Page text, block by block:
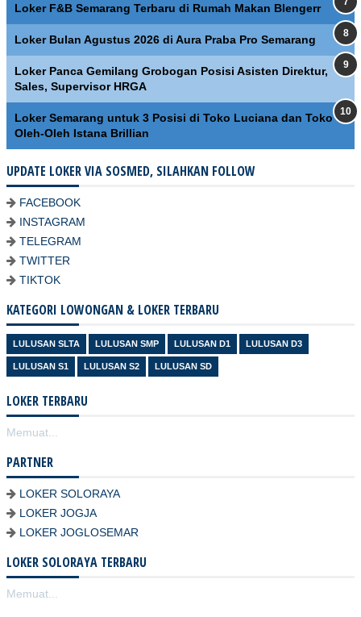
Loker F&B Semarang Terbaru di Rumah Makan Blengerr
Loker Bulan Agustus 2026 di Aura Praba Pro Semarang
Loker Panca Gemilang Grobogan Posisi Asisten Direktur,
Sales, Supervisor HRGA
Loker Semarang untuk 3 Posisi di Toko Luciana dan Toko
Oleh-Oleh Istana Brillian
UPDATE LOKER VIA SOSMED, SILAHKAN FOLLOW
FACEBOOK
INSTAGRAM
TELEGRAM
TWITTER
TIKTOK
KATEGORI LOWONGAN & LOKER TERBARU
LULUSAN SLTA LULUSAN SMP LULUSAN D1 LULUSAN D3
LULUSAN S1 LULUSAN S2 LULUSAN SD
LOKER TERBARU
Memuat...
PARTNER
LOKER SOLORAYA
LOKER JOGJA
LOKER JOGLOSEMAR
LOKER SOLORAYA TERBARU
Memuat...